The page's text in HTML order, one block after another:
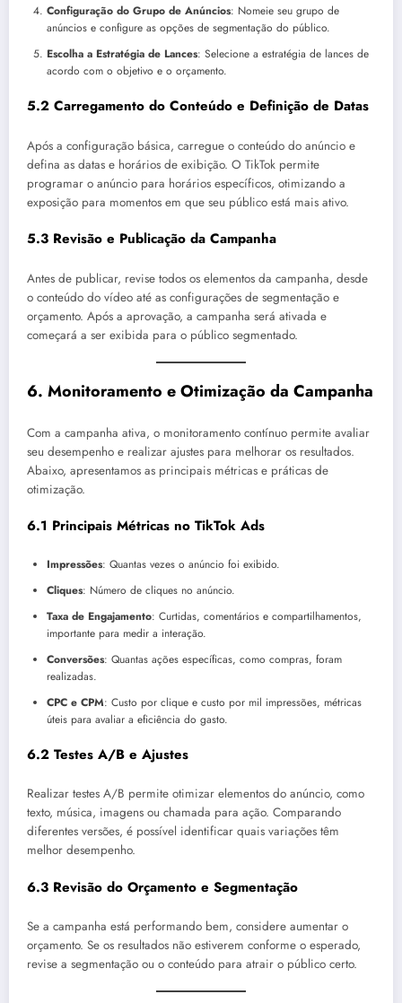
Configuração do Grupo de Anúncios: Nomeie seu grupo de
anúncios e configure as opções de segmentação do público.
Escolha a Estratégia de Lances: Selecione a estratégia de lances de
acordo com o objetivo e o orçamento.
5.2 Carregamento do Conteúdo e Definição de Datas
Após a configuração básica, carregue o conteúdo do anúncio e
defina as datas e horários de exibição. O TikTok permite
programar o anúncio para horários específicos, otimizando a
exposição para momentos em que seu público está mais ativo.
5.3 Revisão e Publicação da Campanha
Antes de publicar, revise todos os elementos da campanha, desde
o conteúdo do vídeo até as configurações de segmentação e
orçamento. Após a aprovação, a campanha será ativada e
começará a ser exibida para o público segmentado.
6. Monitoramento e Otimização da Campanha
Com a campanha ativa, o monitoramento contínuo permite avaliar
seu desempenho e realizar ajustes para melhorar os resultados.
Abaixo, apresentamos as principais métricas e práticas de
otimização.
6.1 Principais Métricas no TikTok Ads
Impressões: Quantas vezes o anúncio foi exibido.
Cliques: Número de cliques no anúncio.
Taxa de Engajamento: Curtidas, comentários e compartilhamentos,
importante para medir a interação.
Conversões: Quantas ações específicas, como compras, foram
realizadas.
CPC e CPM: Custo por clique e custo por mil impressões, métricas
úteis para avaliar a eficiência do gasto.
6.2 Testes A/B e Ajustes
Realizar testes A/B permite otimizar elementos do anúncio, como
texto, música, imagens ou chamada para ação. Comparando
diferentes versões, é possível identificar quais variações têm
melhor desempenho.
6.3 Revisão do Orçamento e Segmentação
Se a campanha está performando bem, considere aumentar o
orçamento. Se os resultados não estiverem conforme o esperado,
revise a segmentação ou o conteúdo para atrair o público certo.